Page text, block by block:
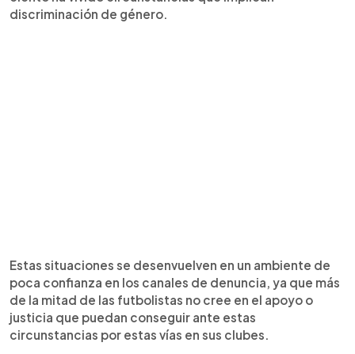
discriminación de género.
Estas situaciones se desenvuelven en un ambiente de
poca confianza en los canales de denuncia, ya que más
de la mitad de las futbolistas no cree en el apoyo o
justicia que puedan conseguir ante estas
circunstancias por estas vías en sus clubes.